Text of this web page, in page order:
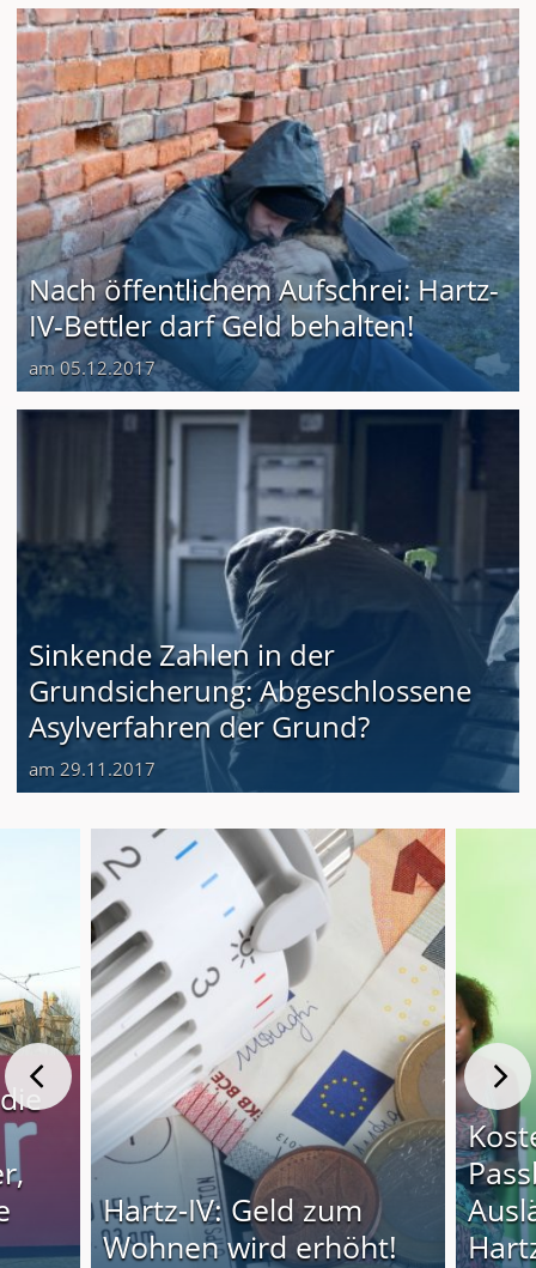
Nach öffentlichem Aufschrei: Hartz-
IV-Bettler darf Geld behalten!
am 05.12.2017
Sinkende Zahlen in der
Grundsicherung: Abgeschlossene
Asylverfahren der Grund?
am 29.11.2017
Hartz-IV: Geld zum
Wohnen wird erhöht!